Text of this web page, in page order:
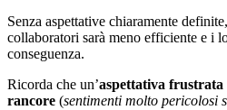
Senza aspettative chiaramente
collaboratori sarà meno efficiente e i
conseguenza.
Ricorda che un’aspettativa frustrata
rancore (sentimenti molto pericolosi